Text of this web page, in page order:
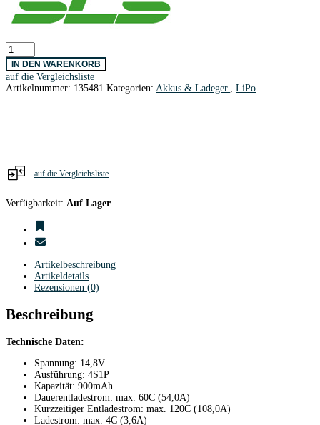
SLS
XTRON
COMPETITION
900mAh/4S1P/14,8V
60/120C
IN DEN WARENKORB
auf die Vergleichsliste
Artikelnummer: 135481 Kategorien: Akkus & Ladeger. LiPo
auf die Vergleichsliste
Verfügbarkeit: Auf Lager
Artikelbeschreibung
Artikeldetails
Rezensionen (0)
Beschreibung
Technische Daten:
Spannung: 14,8V
Ausführung: 4S1P
Kapazität: 900mAh
Dauerentladestrom: max. 60C (54,0A)
Kurzzeitiger Entladestrom: max. 120C (108,0A)
Ladestrom: max. 4C (3,6A)